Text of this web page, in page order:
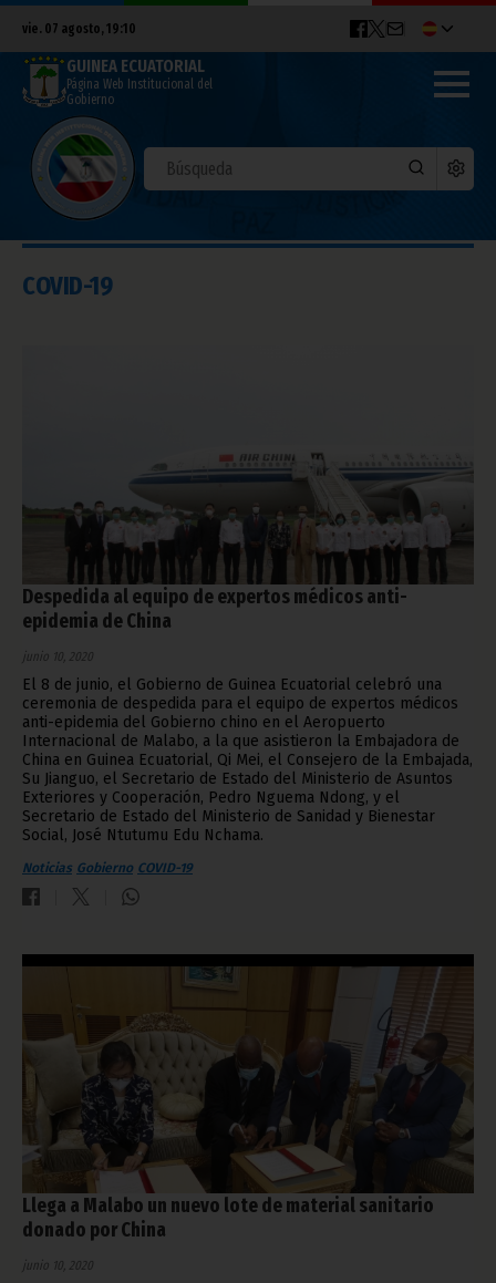
vie. 07 agosto, 19:10
GUINEA ECUATORIAL
Página Web Institucional del
Gobierno
COVID-19
Despedida al equipo de expertos médicos anti-
epidemia de China
junio 10, 2020
El 8 de junio, el Gobierno de Guinea Ecuatorial celebró una
ceremonia de despedida para el equipo de expertos médicos
anti-epidemia del Gobierno chino en el Aeropuerto
Internacional de Malabo, a la que asistieron la Embajadora de
China en Guinea Ecuatorial, Qi Mei, el Consejero de la Embajada,
Su Jianguo, el Secretario de Estado del Ministerio de Asuntos
Exteriores y Cooperación, Pedro Nguema Ndong, y el
Secretario de Estado del Ministerio de Sanidad y Bienestar
Social, José Ntutumu Edu Nchama.
Noticias Gobierno COVID-19
Llega a Malabo un nuevo lote de material sanitario
donado por China
junio 10, 2020